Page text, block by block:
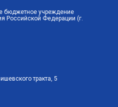
бюджетное учреждение
Российской Федерации (г.
тракта, 5